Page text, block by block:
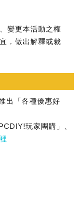
變更本活動之權
，做出解釋或裁
出「各種優惠好
玩家團購」、